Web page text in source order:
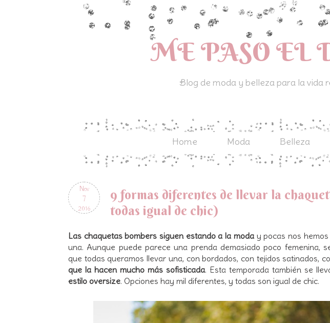
ME PASO EL
Blog de moda y belleza para la vida
Home Moda Belleza
Nov
7
2016
9 formas diferentes de llevar la
todas igual de chic)
Las chaquetas bombers siguen estando a la moday pocas nos hemos
una. Aunque puede parece una prenda demasiado poco femenina,
que todas queramos llevar una, con bordados, con tejidos satinados,
que la hacen mucho más sofisticada. Esta temporada también se
estilo oversize. Opciones hay mil diferentes, y todas son igual de chic.